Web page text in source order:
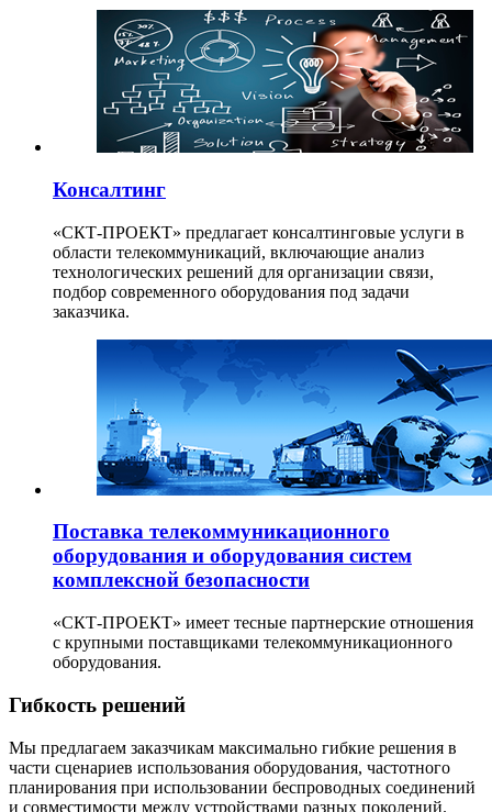
Консалтинг
«СКТ-ПРОЕКТ» предлагает консалтинговые услуги в
области телекоммуникаций, включающие анализ
технологических решений для организации связи,
подбор современного оборудования под задачи
заказчика.
Поставка телекоммуникационного
оборудования и оборудования систем
комплексной безопасности
«СКТ-ПРОЕКТ» имеет тесные партнерские отношения
с крупными поставщиками телекоммуникационного
оборудования.
Гибкость решений
Мы предлагаем заказчикам максимально гибкие решения в
части сценариев использования оборудования, частотного
планирования при использовании беспроводных соединений
и совместимости между устройствами разных поколений.